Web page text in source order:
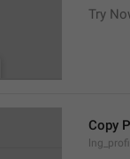
Try
Copy